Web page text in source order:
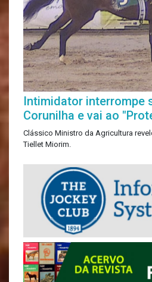
Intimidator interrompe
Corunilha e vai ao
Clássico Ministro da Agricultura
Tiellet Miorim.